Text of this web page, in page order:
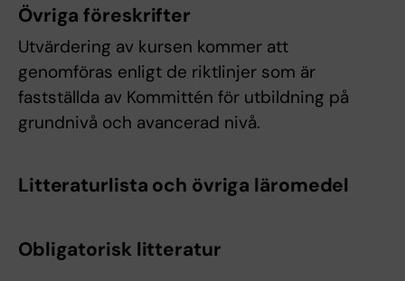
Övriga föreskrifter
Utvärdering av kursen kommer att
genomföras enligt de riktlinjer som är
fastställda av Kommittén för utbildning på
grundnivå och avancerad nivå.
Litteraturlista och övriga läromedel
Obligatorisk litteratur